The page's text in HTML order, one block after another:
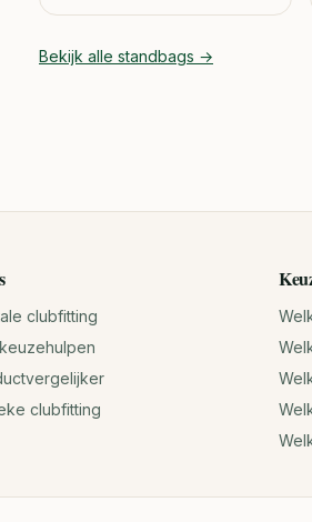
Bekijk alle standbags →
clubfitting
clubfitting